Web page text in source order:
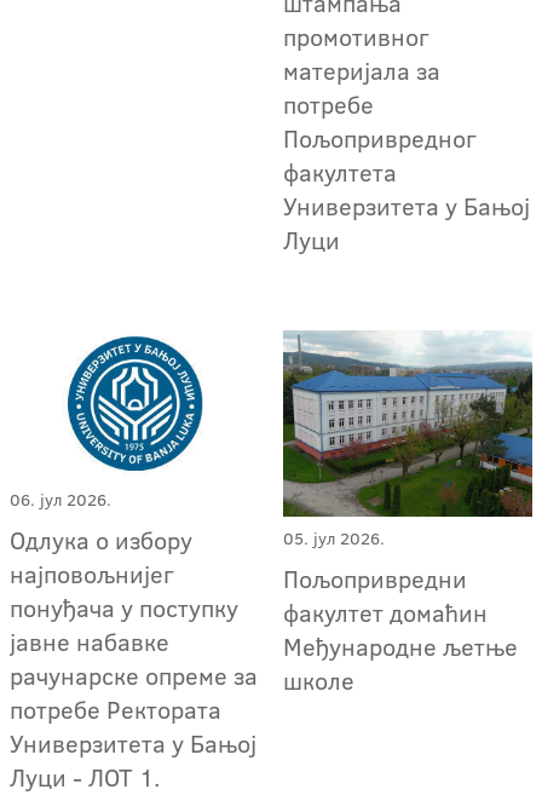
промотивног
материјала за
потребе
Пољопривредног
факултета
Универзитета у Бањој
Луци
06. јул 2026.
Oдлука о избору
најповољнијег
понуђача у поступку
јавне набавке
рачунарске опреме за
потребе Ректората
Универзитета у Бањој
Луци - ЛОТ 1.
05. јул 2026.
Пољопривредни
факултет домаћин
Међународне љетње
школе